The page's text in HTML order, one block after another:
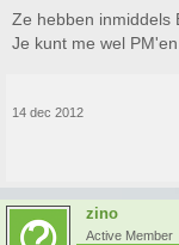
Ze hebben inmiddels
Je kunt me wel
14 dec 2012
zino
Active Member